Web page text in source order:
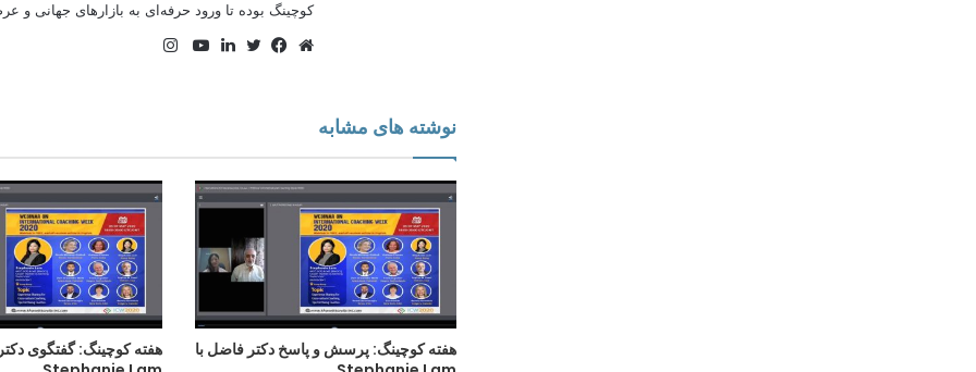
کوچینگ بوده تا ورود حرفه‌ای به بازارهای جهانی و
نوشته های مشابه
هفته کوچینگ: پرسش و پاسخ دکتر فاضل با
هفته کوچینگ: گفتگوی